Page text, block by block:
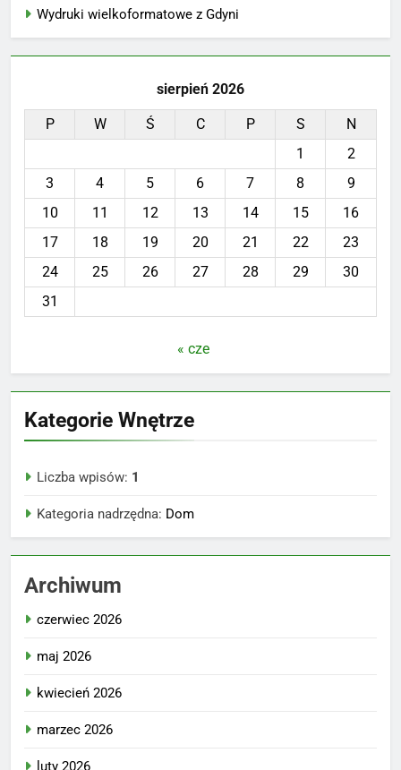
Wydruki wielkoformatowe z Gdyni
sierpień 2026
P W Ś C P S
N
1
2
3
4 5 6 7 8
9
10
11 12 13 14 15
16
17
18 19 20 21 22
23
24
25 26 27 28 29
30
31
« cze
Kategorie Wnętrze
Liczba wpisów: 1
Kategoria nadrzędna: Dom
Archiwum
czerwiec 2026
maj 2026
kwiecień 2026
marzec 2026
luty 2026